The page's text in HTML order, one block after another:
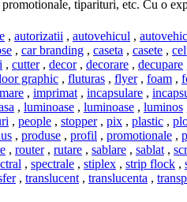
tiparituri, etc. Cu o
, autorizatii , autovehicul ,
, car branding , caseta , casete ,
, cutter, decor, decorare , decupare
graphic , fluturas , flyer, foam ,
, imprimat , incapsulare ,
, luminoase , luminoase , luminos
, people , stopper, pix , plastic ,
, produse , profil , promotionale ,
, router, rutare , sablare , sablat ,
, spectrale , stiplex , strip flock ,
, translucent , translucenta ,